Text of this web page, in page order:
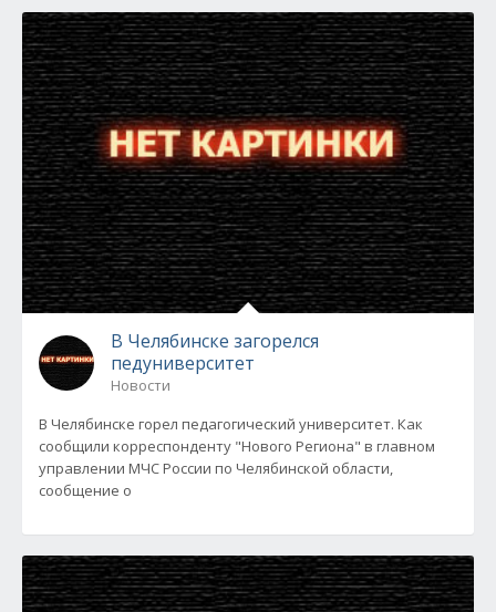
В Челябинске загорелся
педуниверситет
Новости
В Челябинске горел педагогический университет. Как
сообщили корреспонденту "Нового Региона" в главном
управлении МЧС России по Челябинской области,
сообщение о